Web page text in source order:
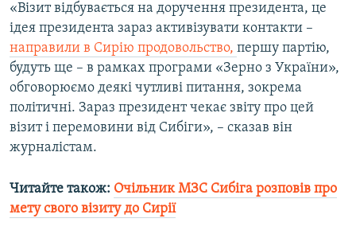
Усі сайти RFE/RL
«Візит відбувається на доручення президента, це
ідея президента зараз активізувати контакти –
направили в Сирію продовольство, першу партію,
будуть ще – в рамках програми «Зерно з України»,
обговорюємо деякі чутливі питання, зокрема
політичні. Зараз президент чекає звіту про цей
візит і перемовини від Сибіги», – сказав він
журналістам.
Читайте також: Очільник МЗС Сибіга розповів про
мету свого візиту до Сирії